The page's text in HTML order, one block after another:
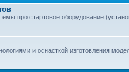
про стартовое оборудование
и оснасткой изготовления